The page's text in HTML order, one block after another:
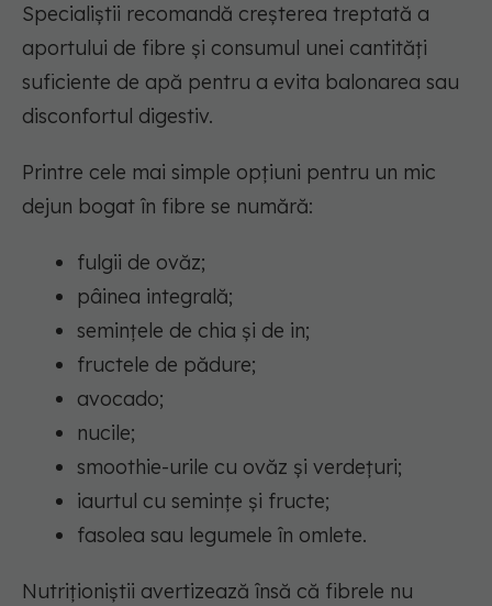
Specialiștii recomandă creșterea treptată a
aportului de fibre și consumul unei cantități
suficiente de apă pentru a evita balonarea sau
disconfortul digestiv.
Printre cele mai simple opțiuni pentru un mic
dejun bogat în fibre se numără:
fulgii de ovăz;
pâinea integrală;
semințele de chia și de in;
fructele de pădure;
avocado;
nucile;
smoothie-urile cu ovăz și verdețuri;
iaurtul cu semințe și fructe;
fasolea sau legumele în omlete.
Nutriționiștii avertizează însă că fibrele nu